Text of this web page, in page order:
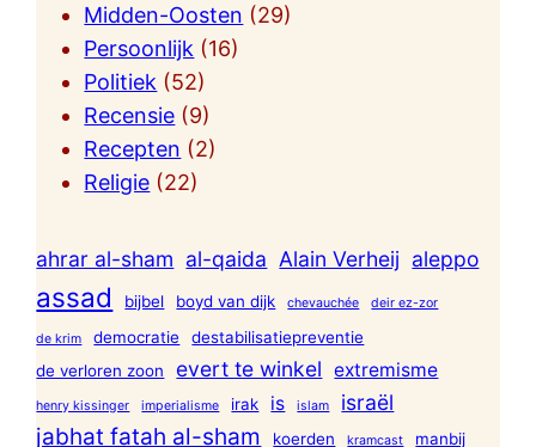
Midden-Oosten (29)
Persoonlijk (16)
Politiek (52)
Recensie (9)
Recepten (2)
Religie (22)
ahrar al-sham al-qaida Alain Verheij aleppo
assad bijbel boyd van dijk chevauchée deir ez-zor
de krim democratie
destabilisatiepreventie
de verloren zoon
evert te winkel extremisme
henry kissinger imperialisme irak is islam israël
jabhat fatah al-sham koerden kramcast manbij